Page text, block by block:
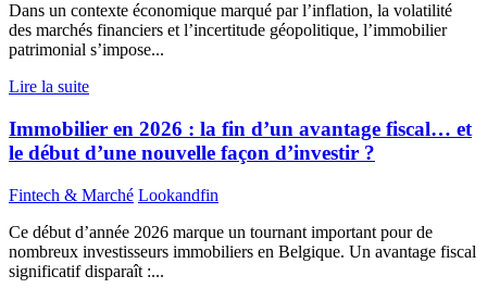
Dans un contexte économique marqué par l’inflation, la volatilité
des marchés financiers et l’incertitude géopolitique, l’immobilier
patrimonial s’impose...
Lire la suite
Immobilier en 2026 : la fin d’un avantage fiscal… et
le début d’une nouvelle façon d’investir ?
Fintech & Marché Lookandfin
Ce début d’année 2026 marque un tournant important pour de
nombreux investisseurs immobiliers en Belgique. Un avantage fiscal
significatif disparaît :...